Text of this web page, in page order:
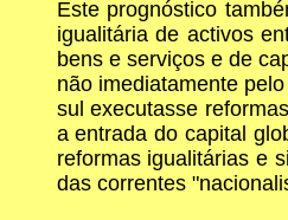
Este prognóstico
igualitária de activos
bens e serviços e de
não imediatamente
sul executasse
a entrada do capital
reformas igualitárias e
das correntes